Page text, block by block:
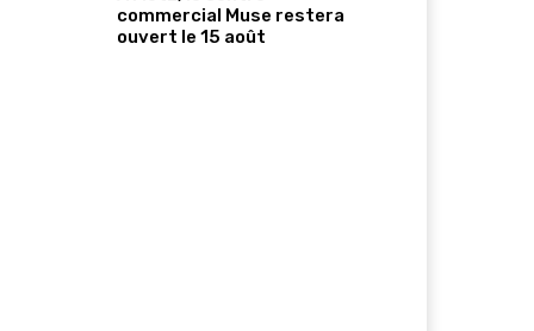
commercial Muse restera
ouvert le 15 août